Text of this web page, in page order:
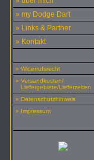
» my Dodge Dart
» Links & Partner
» Kontakt
» Widerrufsrecht
» Versandkosten/
Liefergebiete/Lieferzeiten
» Datenschutzhinweis
» Impressum